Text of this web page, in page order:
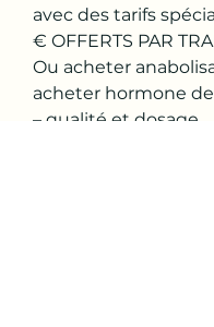
avec des tarifs
€ OFFERTS PAR
Ou acheter
acheter hormone de
– qualité et dosage